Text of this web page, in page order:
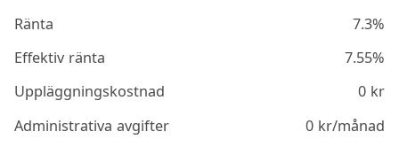
Ränta
7.3%
Effektiv ränta
7.55%
Uppläggningskostnad
0kr
Administrativa avgifter
0kr/månad